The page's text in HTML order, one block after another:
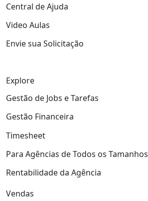
Central de Ajuda
Video Aulas
Envie sua Solicitação
Explore
Gestão de Jobs e Tarefas
Gestão Financeira
Timesheet
Para Agências de Todos os Tamanhos
Rentabilidade da Agência
Vendas